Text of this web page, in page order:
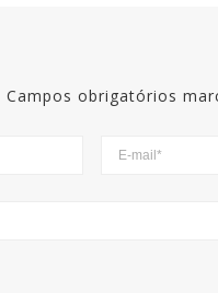
Campos obrigatórios